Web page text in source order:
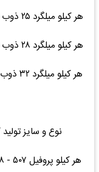
هر کیلو میلگرد ۲۵ ذوب آهن / نیشابور ۱۲ متری ۴۷ ۶۷,۵۰۰ (۰.۰۰%)۰
هر کیلو میلگرد ۲۸ ذوب آهن / نیشابور ۱۲ متری ۵۶ ۶۷,۵۰۰ (۰.۰۰%)۰
هر کیلو میلگرد ۳۲ ذوب آهن / نیشابور ۱۲ متری ۷۵ ۶۸,۰۰۰ (۰.۰۰%)۰
نوع و سایز